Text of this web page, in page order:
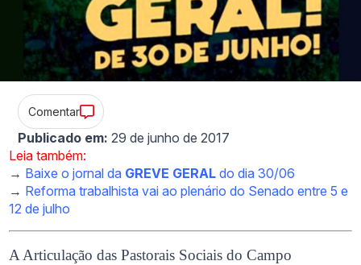
Comentar
Publicado em: 29 de junho de 2017
Leia também:
→ Baixe o jornal da GREVE GERAL do dia 30/06
→ Reforma trabalhista vai ao plenário do Senado entre 5 e
12 de julho
A Articulação das Pastorais Sociais do Campo